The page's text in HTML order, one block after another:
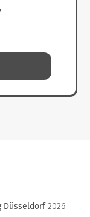
Düsseldorf 2026